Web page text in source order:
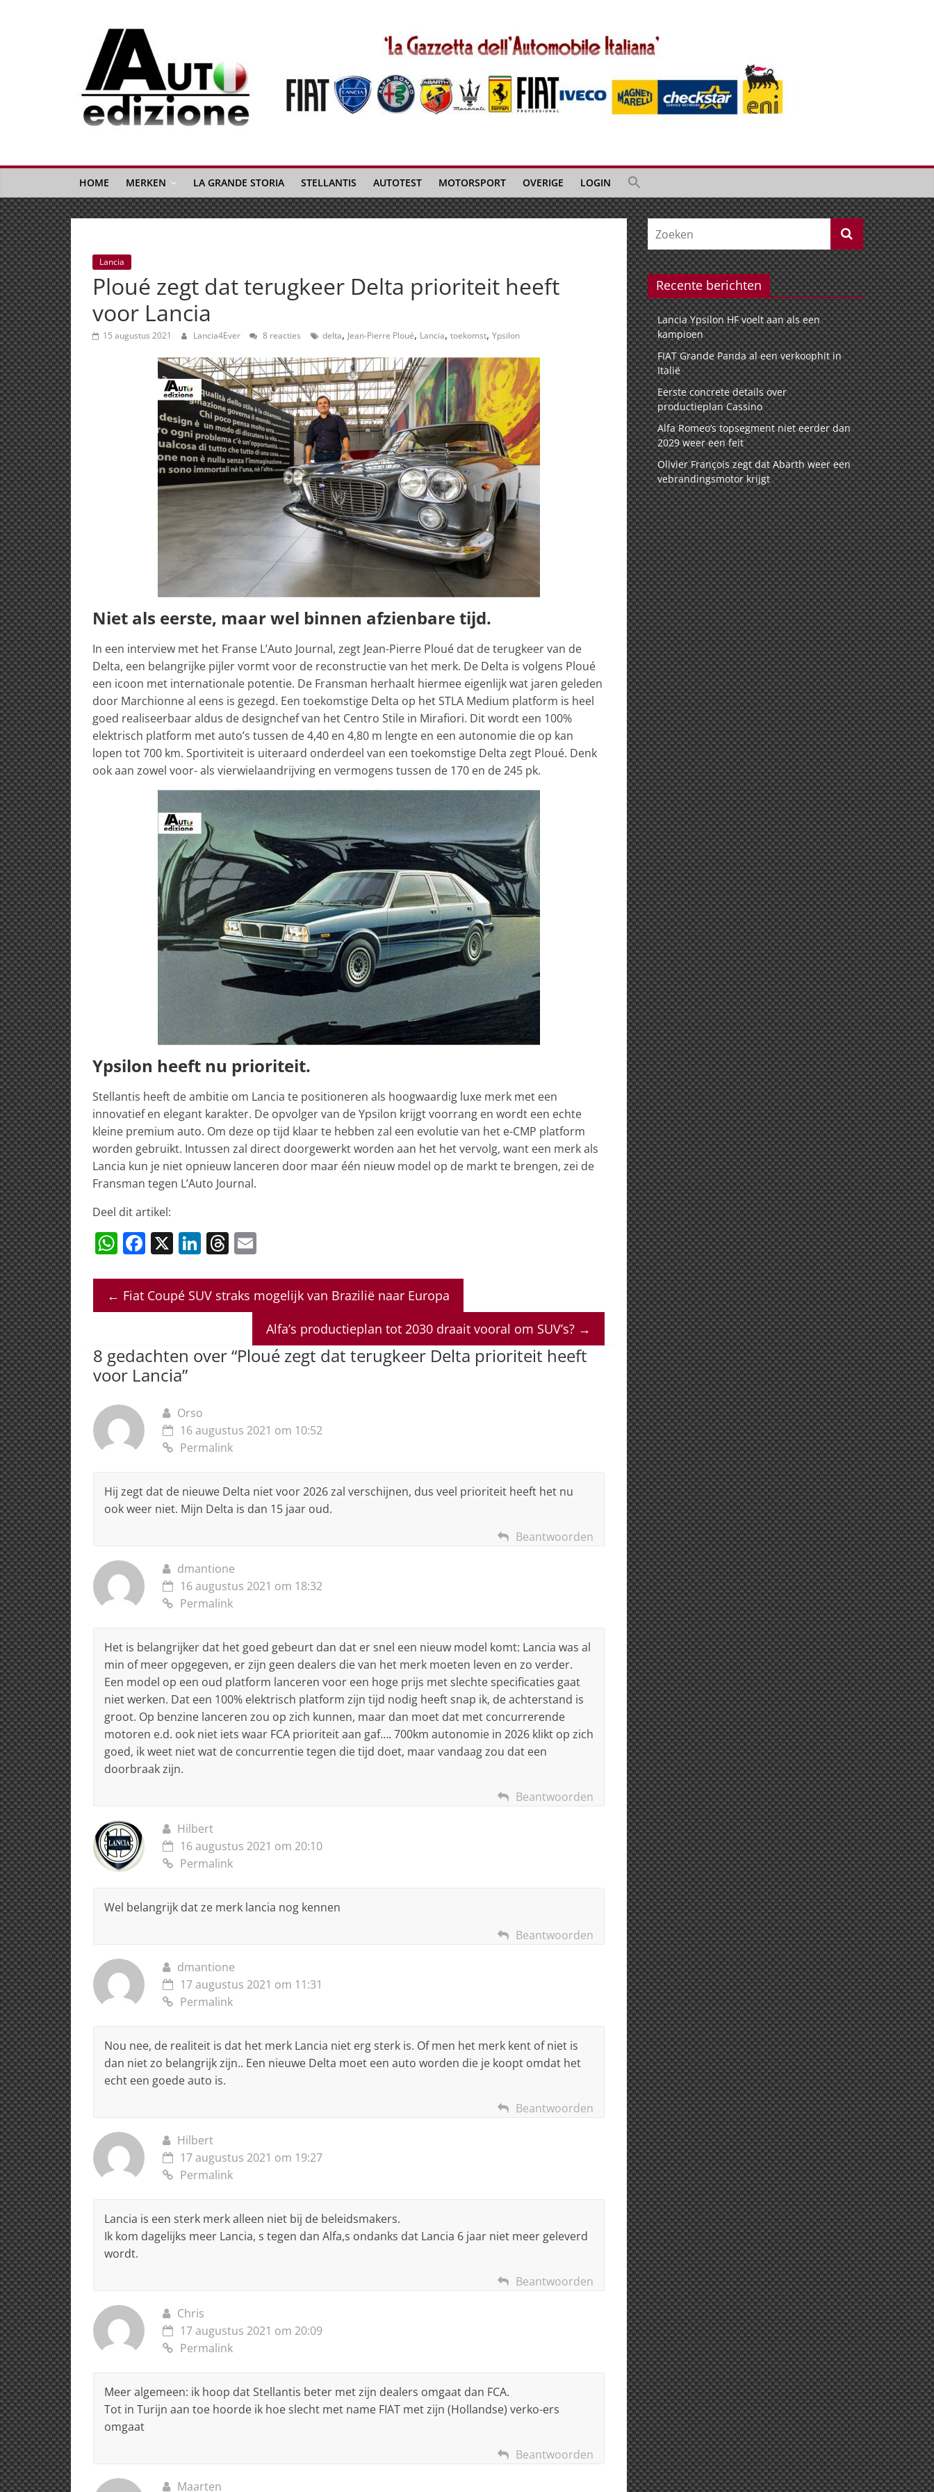
Auto
Edizione
La
Gazetta
dell'Automobile
Italiana
|
Italiaans
autonieuws
&
lifestyle
HOME MERKEN LA GRANDE STORIA STELLANTIS AUTOTEST MOTORSPORT OVERIGE LOGIN
Lancia
Ploué zegt dat terugkeer Delta prioriteit heeft
voor Lancia
15 augustus 2021 Lancia4Ever 8 reacties delta, Jean-Pierre Ploué, Lancia, toekomst, Ypsilon
Niet als eerste, maar wel binnen afzienbare tijd.
In een interview met het Franse L’Auto Journal, zegt Jean-Pierre Ploué dat de terugkeer van de
Delta, een belangrijke pijler vormt voor de reconstructie van het merk. De Delta is volgens Ploué
een icoon met internationale potentie. De Fransman herhaalt hiermee eigenlijk wat jaren geleden
door Marchionne al eens is gezegd. Een toekomstige Delta op het STLA Medium platform is heel
goed realiseerbaar aldus de designchef van het Centro Stile in Mirafiori. Dit wordt een 100%
elektrisch platform met auto’s tussen de 4,40 en 4,80 m lengte en een autonomie die op kan
lopen tot 700 km. Sportiviteit is uiteraard onderdeel van een toekomstige Delta zegt Ploué. Denk
ook aan zowel voor- als vierwielaandrijving en vermogens tussen de 170 en de 245 pk.
Ypsilon heeft nu prioriteit.
Stellantis heeft de ambitie om Lancia te positioneren als hoogwaardig luxe merk met een
innovatief en elegant karakter. De opvolger van de Ypsilon krijgt voorrang en wordt een echte
kleine premium auto. Om deze op tijd klaar te hebben zal een evolutie van het e-CMP platform
worden gebruikt. Intussen zal direct doorgewerkt worden aan het het vervolg, want een merk als
Lancia kun je niet opnieuw lanceren door maar één nieuw model op de markt te brengen, zei de
Fransman tegen L’Auto Journal.
Deel dit artikel:
W
at
s
p
p
F
c
e
o
o
X Li
k
e
n
T
re
a
s
ai
l
← Fiat Coupé SUV straks mogelijk van Brazilië naar Europa
Alfa’s productieplan tot 2030 draait vooral om SUV’s? →
8 gedachten over “Ploué zegt dat terugkeer Delta prioriteit heeft
voor Lancia”
Orso
16 augustus 2021 om 10:52
Permalink
Hij zegt dat de nieuwe Delta niet voor 2026 zal verschijnen, dus veel prioriteit heeft het nu
ook weer niet. Mijn Delta is dan 15 jaar oud.
Beantwoorden
dmantione
16 augustus 2021 om 18:32
Permalink
Het is belangrijker dat het goed gebeurt dan dat er snel een nieuw model komt: Lancia was al
min of meer opgegeven, er zijn geen dealers die van het merk moeten leven en zo verder.
Een model op een oud platform lanceren voor een hoge prijs met slechte specificaties gaat
niet werken. Dat een 100% elektrisch platform zijn tijd nodig heeft snap ik, de achterstand is
groot. Op benzine lanceren zou op zich kunnen, maar dan moet dat met concurrerende
motoren e.d. ook niet iets waar FCA prioriteit aan gaf…. 700km autonomie in 2026 klikt op zich
goed, ik weet niet wat de concurrentie tegen die tijd doet, maar vandaag zou dat een
doorbraak zijn.
Beantwoorden
Hilbert
16 augustus 2021 om 20:10
Permalink
Wel belangrijk dat ze merk lancia nog kennen
Beantwoorden
dmantione
17 augustus 2021 om 11:31
Permalink
Nou nee, de realiteit is dat het merk Lancia niet erg sterk is. Of men het merk kent of niet is
dan niet zo belangrijk zijn.. Een nieuwe Delta moet een auto worden die je koopt omdat het
echt een goede auto is.
Beantwoorden
Hilbert
17 augustus 2021 om 19:27
Permalink
Lancia is een sterk merk alleen niet bij de beleidsmakers.
Ik kom dagelijks meer Lancia, s tegen dan Alfa,s ondanks dat Lancia 6 jaar niet meer geleverd
wordt.
Beantwoorden
Chris
17 augustus 2021 om 20:09
Permalink
Meer algemeen: ik hoop dat Stellantis beter met zijn dealers omgaat dan FCA.
Tot in Turijn aan toe hoorde ik hoe slecht met name FIAT met zijn (Hollandse) verko-ers
omgaat
Beantwoorden
Maarten
Recente berichten
Lancia Ypsilon HF voelt aan als een
kampioen
FIAT Grande Panda al een verkoophit in
Italië
Eerste concrete details over
productieplan Cassino
Alfa Romeo’s topsegment niet eerder dan
2029 weer een feit
Olivier François zegt dat Abarth weer een
vebrandingsmotor krijgt